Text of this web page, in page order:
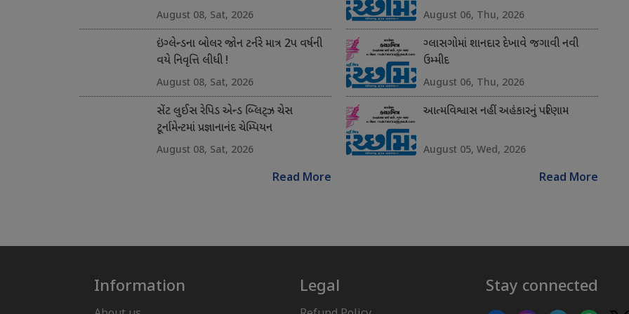
August 08, Sat, 2026
ઇંગ્લેન્ડના બોલર જોન ટર્નરે માત્ર 2પ વર્ષની
વયે નિવૃત્તિ લીધી !
August 08, Sat, 2026
સેંટ લુઈસ રેપિડ એન્ડ બ્લિટ્ઝ ચેસ
ટૂર્નામેન્ટમાં પ્રજ્ઞાનાનંદ ચેમ્પિયન
August 08, Sat, 2026
Read More
August 06, Thu, 2026
ગ્લાસગોમાં શાનદાર દેખાવે જગાવી નવી
ઉમ્મીદ
August 06, Thu, 2026
આત્મવિશ્વાસ નહીં અહંકારનું પરિણામ
August 05, Wed, 2026
Read More
Information Legal Stay connected